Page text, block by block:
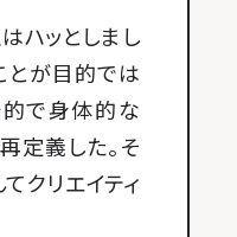
ハッとしまし
とが目的では
的で身体的な
定義した。そ
クリエイティ